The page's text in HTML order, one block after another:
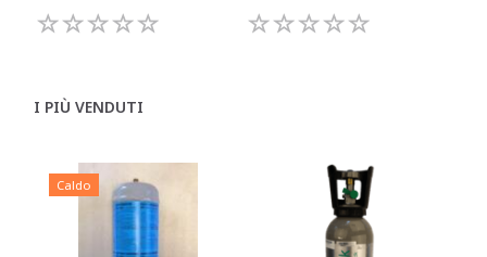
I PIÙ VENDUTI
Caldo